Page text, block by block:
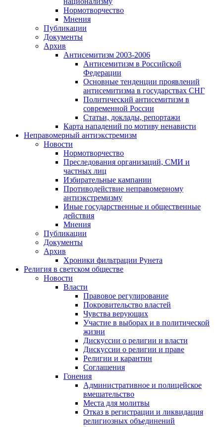
Нормотворчество
Мнения
Публикации
Документы
Архив
Антисемитизм 2003-2006
Антисемитизм в Российской
Федерации
Основные тенденции проявлений
антисемитизма в государствах СНГ
Политический антисемитизм в
современной России
Статьи, доклады, репортажи
Карта нападений по мотиву ненависти
Неправомерный антиэкстремизм
Новости
Нормотворчество
Преследования организаций, СМИ и
частных лиц
Избирательные кампании
Противодействие неправомерному
антиэкстремизму
Иные государственные и общественные
действия
Мнения
Публикации
Документы
Архив
Хроники фильтрации Рунета
Религия в светском обществе
Новости
Власти
Правовое регулирование
Покровительство властей
Чувства верующих
Участие в выборах и в политической
жизни
Дискуссии о религии и власти
Дискуссии о религии и праве
Религии и карантин
Соглашения
Гонения
Административное и полицейское
вмешательство
Места для молитвы
Отказ в регистрации и ликвидация
религиозных объединений